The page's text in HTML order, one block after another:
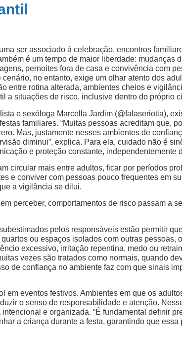
ser associado à celebração, encontros
é um tempo de maior liberdade: mudanças
pernoites fora de casa e convivência com
no entanto, exige um olhar atento dos
entre rotina alterada, ambientes cheios e
a situações de risco, inclusive dentro do próprio
e sexóloga Marcella Jardim (@falaseriotia),
familiares. “Muitas pessoas acreditam que,
Mas, justamente nesses ambientes de
diminui”, explica. Para ela, cuidado não é
e proteção constante, independentemente
circular mais entre adultos, ficar por períodos
e conviver com pessoas pouco frequentes em
a vigilância se dilui.
perceber, comportamentos de risco passam a
pelos responsáveis estão permitir
ou espaços isolados com outras pessoas,
excessivo, irritação repentina, medo ou
vezes são tratados como normais, quando
de confiança no ambiente faz com que sinais
em eventos festivos. Ambientes em que os
o senso de responsabilidade e atenção.
e organizada. “É fundamental definir
a criança durante a festa, garantindo que essa